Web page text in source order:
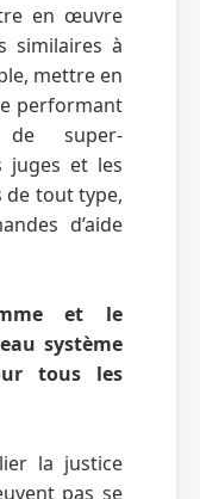
en œuvre
similaires à
mettre en
performant
de super-
juges et les
de tout type,
d’aide
et le
système
tous les
la justice
pas se